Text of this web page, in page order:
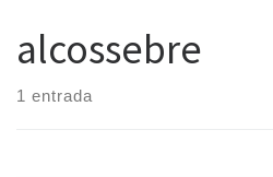
alcossebre
1 entrada